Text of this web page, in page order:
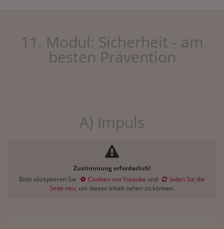
11. Modul: Sicherheit - am
besten Prävention
A) Impuls
Zustimmung erforderlich!
Bitte akzeptieren Sie
Cookies von Youtube und
laden Sie die
Seite neu, um diesen Inhalt sehen zu können.